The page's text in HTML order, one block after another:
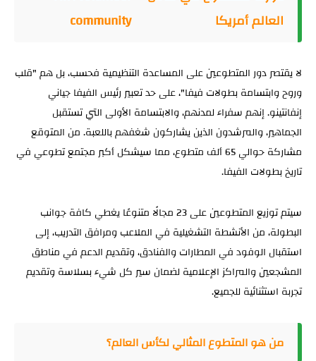
العالم أمريكا
community
لا يقتصر دور المتطوعين على المساعدة التنظيمية فحسب، بل هم "قلب
وروح وابتسامة بطولات فيفا"، على حد تعبير رئيس الفيفا جياني
إنفانتينو. إنهم سفراء لمدنهم، والابتسامة الأولى التي تستقبل
الجماهير، والمرشدون الذين يشاركون شغفهم باللعبة. من المتوقع
مشاركة حوالي 65 ألف متطوع، مما سيشكل أكبر مجتمع تطوعي في
تاريخ بطولات الفيفا.
سيتم توزيع المتطوعين على 23 مجالًا متنوعًا يغطي كافة جوانب
البطولة، من الأنشطة التشغيلية في الملاعب ومرافق التدريب، إلى
استقبال الوفود في المطارات والفنادق، وتقديم الدعم في مناطق
المشجعين والمراكز الإعلامية لضمان سير كل شيء بسلاسة وتقديم
تجربة استثنائية للجميع.
من هو المتطوع المثالي لكأس العالم؟